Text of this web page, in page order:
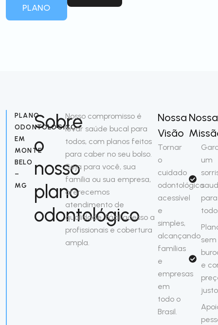
PLANO
PLANO
ODONTOLÓGICO
EM
MONTE
BELO
–
MG
Sobre
o
nosso
plano
odontológico
Nosso compromisso é
levar saúde bucal para
todos, com planos feitos
para caber no seu bolso.
Seja para você, sua
família ou sua empresa,
oferecemos
atendimento de
qualidade, fácil acesso a
profissionais e cobertura
ampla.
Nossa
Visão
Tornar
o
cuidado
odontológico
acessível
e
simples,
alcançando
famílias
e
empresas
em
todo o
Brasil.
Nossa
um
para
sem
e
justo